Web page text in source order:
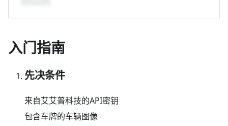
入门指南
先决条件
来自艾艾普科技的API密钥
包含车牌的车辆图像